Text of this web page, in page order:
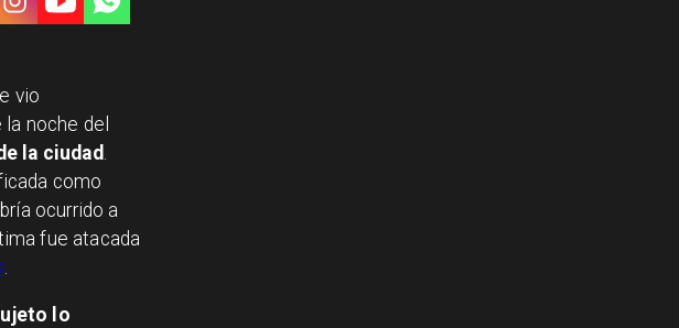
vio
noche del
la ciudad
como
ocurrido a
fue atacada
lo